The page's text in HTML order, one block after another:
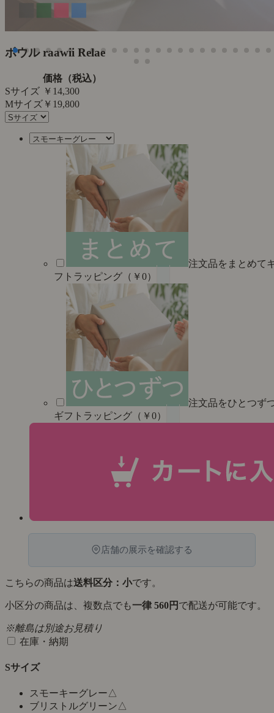
ボウル raawii Relae
価格（税込）
Sサイズ ￥14,300
Mサイズ ￥19,800
注文品をまとめて
フトラッピング（￥0）
注文品をひとつず
ギフトラッピング（￥0）
店舗の展示を確認する
こちらの商品は送料区分：小です。
小区分の商品は、複数点でも一律 560円 で配送が可能です。
※離島は別途お見積り
在庫・納期
Sサイズ
スモーキーグレー△
ブリストルグリーン△